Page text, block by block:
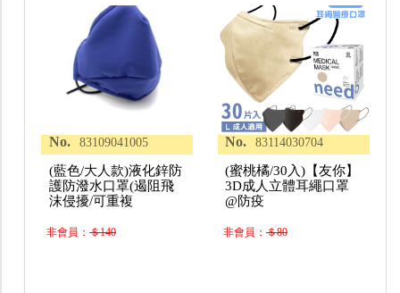
No. 83109041005
(藍色/大人款)液化鋅防
護防潑水口罩(遏阻飛
沫侵擾/可重複
非會員：＄140
No. 83114030704
(蜜桃橘/30入)【友你】
3D成人立體耳繩口罩
@防疫
非會員：＄80